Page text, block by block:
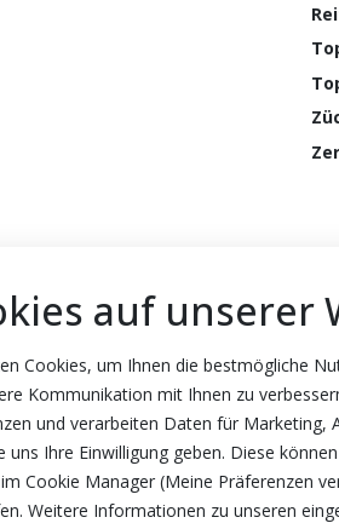
auf unserer
Cookies, um Ihnen die bestmögliche
Kommunikation mit Ihnen zu
und verarbeiten Daten für Marketing,
uns Ihre Einwilligung geben. Diese
Cookie Manager (Meine Präferenzen
Weitere Informationen zu unseren